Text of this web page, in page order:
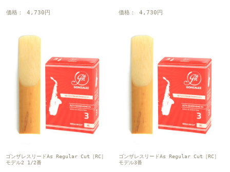
価格： 4,730円 価格： 4,730円
ゴンザレスリードAs Regular Cut［RC］
モデル2 1/2番
ゴンザレスリードAs Regular Cut［RC］
モデル3番